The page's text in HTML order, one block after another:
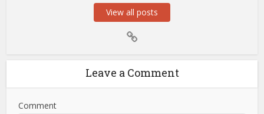
View all posts
Leave a Comment
Comment